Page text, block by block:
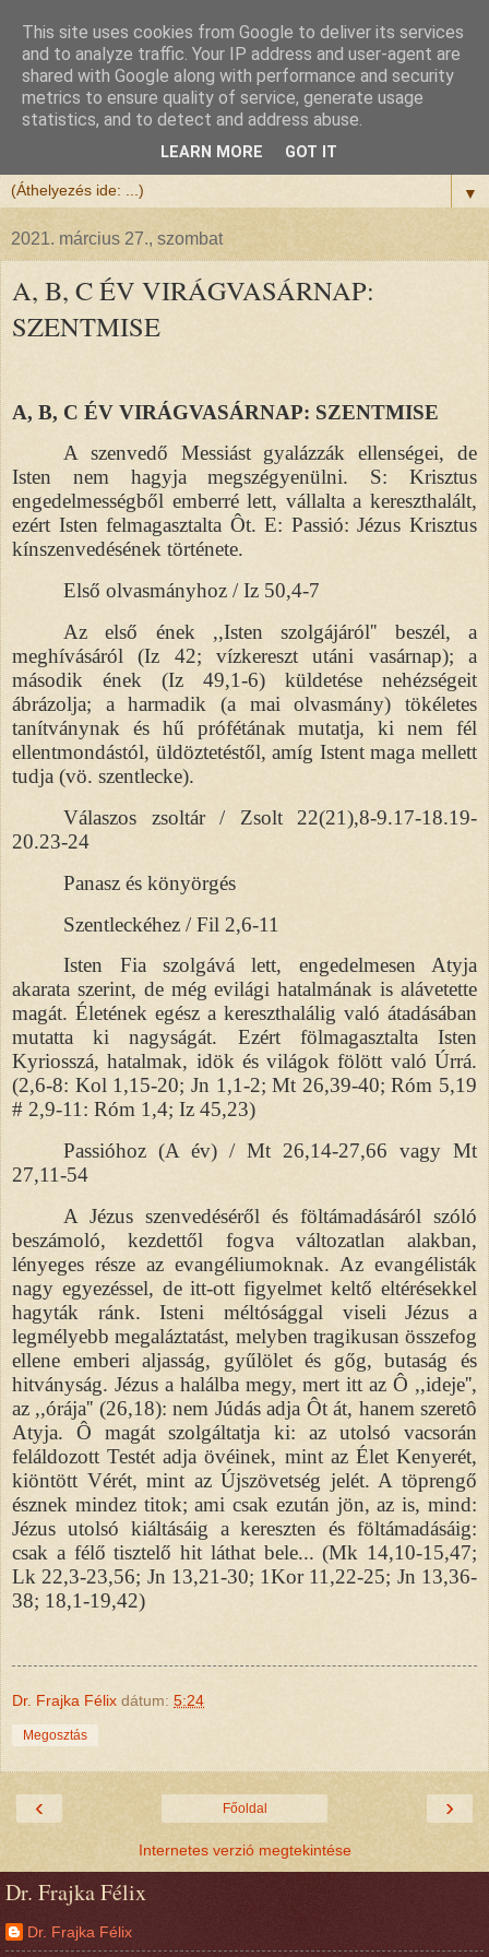
Félix atya
Szeretettel köszöntöm a honlapomra ellátogatót.
▼
2021. március 27., szombat
A, B, C ÉV VIRÁGVASÁRNAP:
SZENTMISE
A, B, C ÉV VIRÁGVASÁRNAP: SZENTMISE
A szenvedő Messiást gyalázzák ellenségei, de
Isten nem hagyja megszégyenülni. S: Krisztus
engedelmességből emberré lett, vállalta a kereszthalált,
ezért Isten felmagasztalta Ôt. E: Passió: Jézus Krisztus
kínszenvedésének története.
Első olvasmányhoz / Iz 50,4-7
Az első ének ,,Isten szolgájáról'' beszél, a
meghívásáról (Iz 42; vízkereszt utáni vasárnap); a
második ének (Iz 49,1-6) küldetése nehézségeit
ábrázolja; a harmadik (a mai olvasmány) tökéletes
tanítványnak és hű prófétának mutatja, ki nem fél
ellentmondástól, üldöztetéstől, amíg Istent maga mellett
tudja (vö. szentlecke).
Válaszos zsoltár / Zsolt 22(21),8-9.17-18.19-
20.23-24
Panasz és könyörgés
Szentleckéhez / Fil 2,6-11
Isten Fia szolgává lett, engedelmesen Atyja
akarata szerint, de még evilági hatalmának is alávetette
magát. Életének egész a kereszthalálig való átadásában
mutatta ki nagyságát. Ezért fölmagasztalta Isten
Kyriosszá, hatalmak, idök és világok fölött való Úrrá.
(2,6-8: Kol 1,15-20; Jn 1,1-2; Mt 26,39-40; Róm 5,19
# 2,9-11: Róm 1,4; Iz 45,23)
Passióhoz (A év) / Mt 26,14-27,66 vagy Mt
27,11-54
A Jézus szenvedéséről és föltámadásáról szóló
beszámoló, kezdettől fogva változatlan alakban,
lényeges része az evangéliumoknak. Az evangélisták
nagy egyezéssel, de itt-ott figyelmet keltő eltérésekkel
hagyták ránk. Isteni méltósággal viseli Jézus a
legmélyebb megaláztatást, melyben tragikusan összefog
ellene emberi aljasság, gyűlölet és gőg, butaság és
hitványság. Jézus a halálba megy, mert itt az Ô ,,ideje'',
az ,,órája'' (26,18): nem Júdás adja Ôt át, hanem szeretô
Atyja. Ô magát szolgáltatja ki: az utolsó vacsorán
feláldozott Testét adja övéinek, mint az Élet Kenyerét,
kiöntött Vérét, mint az Újszövetség jelét. A töprengő
észnek mindez titok; ami csak ezután jön, az is, mind:
Jézus utolsó kiáltásáig a kereszten és föltámadásáig:
csak a félő tisztelő hit láthat bele... (Mk 14,10-15,47;
Lk 22,3-23,56; Jn 13,21-30; 1Kor 11,22-25; Jn 13,36-
38; 18,1-19,42)
Dr. Frajka Félix dátum: 5:24
Megosztás
‹ ›
Főoldal
Internetes verzió megtekintése
Dr. Frajka Félix
Dr. Frajka Félix
This site uses cookies from Google to deliver its services
and to analyze traffic. Your IP address and user-agent are
shared with Google along with performance and security
metrics to ensure quality of service, generate usage
statistics, and to detect and address abuse.
LEARN MORE GOT IT